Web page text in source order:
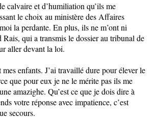
calvaire et d’humiliation qu’ils me
le choix au ministère des Affaires
la perdante. En plus, ils ne m’ont ni
qui a transmis le dossier au tribunal de
aller devant la loi.
enfants. J’ai travaillé dure pour élever le
que pour eux je ne le mérite pas ils me
amazighe. Qu’est ce que je dois dire à
votre réponse avec impatience, c’est
secours.